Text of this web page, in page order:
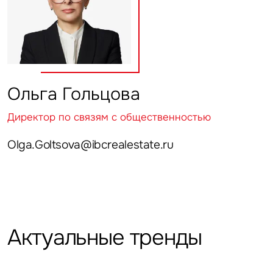
Ольга Гольцова
Директор по связям с общественностью
Olga.Goltsova@ibcrealestate.ru
Актуальные тренды